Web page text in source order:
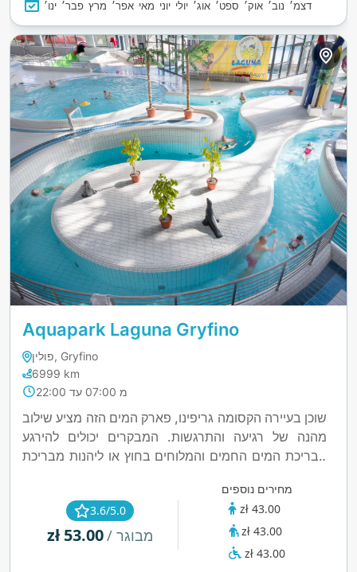
ינו׳ פבר׳ מרץ אפר׳ מאי יוני יולי אוג׳ ספט׳ אוק׳ נוב׳ דצמ׳
Aquapark Laguna Gryfino
פולין, Gryfino
6999 km
מ 07:00 עד 22:00
שוכן בעיירה הקסומה גריפינו, פארק המים הזה מציע שילוב
מהנה של רגיעה והתרגשות. המבקרים יכולים להירגע
בבריכת המים החמים והמלוחים בחוץ או ליהנות מבריכת
50 מטר, שמבטיחות חוויות מרגשות לכל הגילאים.
משפחות יעריכו את אזור הילדים המיוחד, הכולל גייזר
ובריכות רדודות. מעבר לאטרקציות המימיות, האורחים
3.6/5.0
zł 53.00 / מבוגר
מחירים נוספים
zł 43.00
zł 43.00
zł 43.00